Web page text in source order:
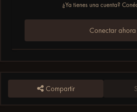
¿Ya tienes una cuenta?
Conectar ahora
Compartir